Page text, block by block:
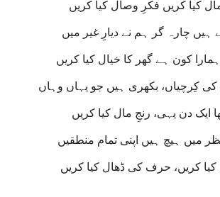
کیا کریں فکرِ وصال کیا کریں
ہیں چارہ گر ہم نے دیارِ غیر میں
کون ہے گھر کا خیال کیا کریں
کِرچیاں، بکھری ہیں جو یہاں وہاں
ایک دن یہی، رنجِ مال کیا کریں
میں ہیچ ہیں اپنی تمام منطقیں
کیا کریں، حرف کی ڈھال کیا کریں